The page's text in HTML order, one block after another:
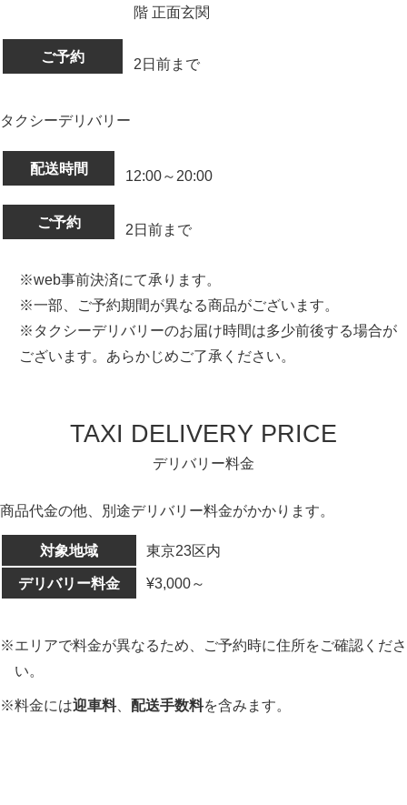
階 正面玄関
ご予約 2日前まで
タクシーデリバリー
配送時間 12:00～20:00
ご予約 2日前まで
※web事前決済にて承ります。
※一部、ご予約期間が異なる商品がございます。
※タクシーデリバリーのお届け時間は多少前後する場合が
ございます。あらかじめご了承ください。
TAXI DELIVERY PRICE
デリバリー料金
商品代金の他、別途デリバリー料金がかかります。
対象地域
東京23区内
デリバリー料金
¥3,000～
※エリアで料金が異なるため、ご予約時に住所をご確認くださ
い。
※料金には迎車料、 配送手数料を含みます。